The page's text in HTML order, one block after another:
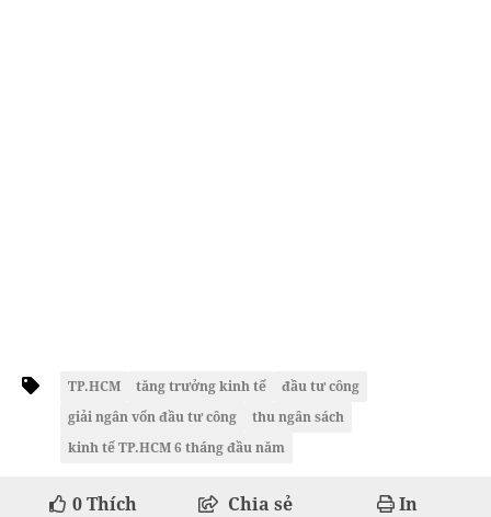
TP.HCM tăng trưởng kinh tế
đầu tư công
giải ngân vốn đầu tư công
thu ngân sách
kinh tế TP.HCM 6 tháng đầu năm
0Thích Chia sẻ In